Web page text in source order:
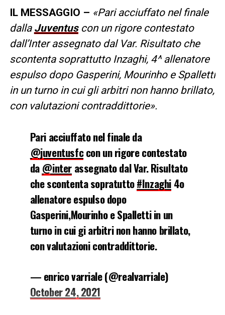
IL MESSAGGIO – «Pari acciuffato nel finale
dalla Juventuscon un rigore contestato
dall’Inter assegnato dal Var. Risultato che
scontenta soprattutto Inzaghi, 4^ allenatore
espulso dopo Gasperini, Mourinho e Spalletti
in un turno in cui gli arbitri non hanno brillato,
con valutazioni contraddittorie».
Pari acciuffato nel finale da
@juventusfccon un rigore contestato
da@interassegnato dal Var. Risultato
che scontenta sopratutto#Inzaghi4o
allenatore espulso dopo
Gasperini,Mourinho e Spalletti in un
turno in cui gi arbitri non hanno brillato,
con valutazioni contraddittorie.
— enrico varriale (@realvarriale)
October 24, 2021